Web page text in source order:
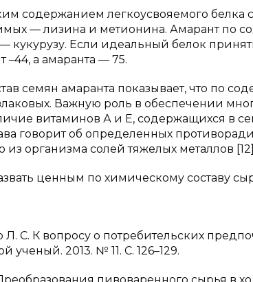
содержанием легкоусвояемого
— лизина и метионина. Амарант по
кукурузу. Если идеальный белок
–44, а амаранта — 75.
семян амаранта показывает, что по
Важную роль в обеспечении
витаминов А и Е, содержащихся в
говорит об определенных
организма солей тяжелых металлов
ценным по химическому составу
К вопросу о потребительских
ученый. 2013. № 11. С. 126–129.